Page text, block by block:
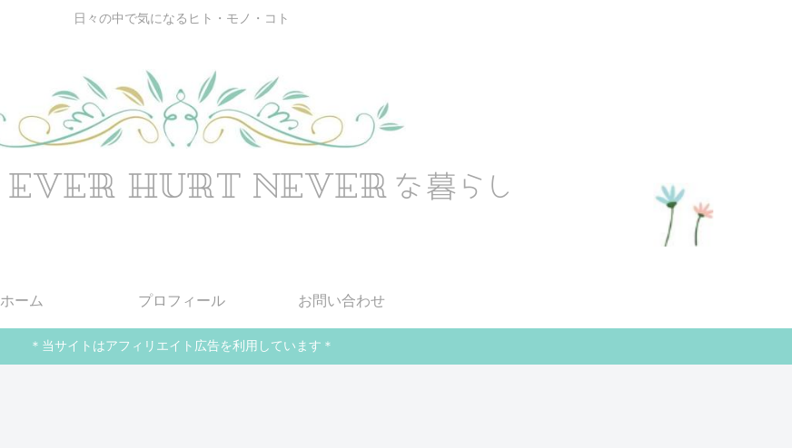
日々の中で気になるヒト・モノ・コト
ホーム プロフィール お問い合わせ
＊当サイトはアフィリエイト広告を利用しています＊